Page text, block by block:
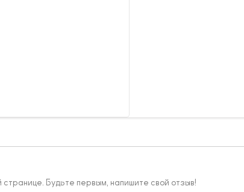
странице. Будьте первым, напишите свой отзыв!